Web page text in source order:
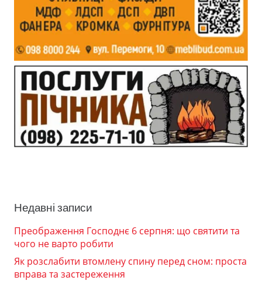
Недавні записи
Преображення Господнє 6 серпня: що святити та
чого не варто робити
Як розслабити втомлену спину перед сном: проста
вправа та застереження